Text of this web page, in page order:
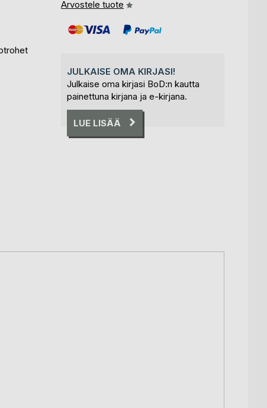
Arvostele tuote
JULKAISE OMA KIRJASI!
Julkaise oma kirjasi BoD:n kautta
painettuna kirjana ja e-kirjana.
LUE LISÄÄ